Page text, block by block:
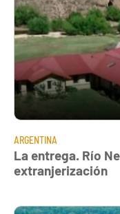
ARGENTINA
La entrega. Río
extranjerización